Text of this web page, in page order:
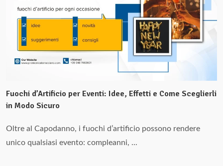
Fuochi d’Artificio per Eventi: Idee, Effetti e Come Sceglierli
in Modo Sicuro
Oltre al Capodanno, i fuochi d’artificio possono rendere
unico qualsiasi evento: compleanni, ...